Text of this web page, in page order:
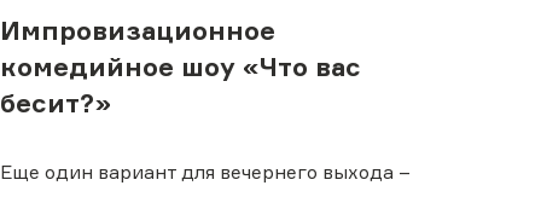
Импровизационное
комедийное шоу «Что вас
бесит?»
Еще один вариант для вечернего выхода –